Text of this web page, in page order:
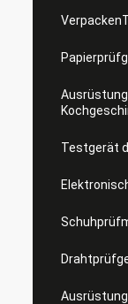
Testgerät